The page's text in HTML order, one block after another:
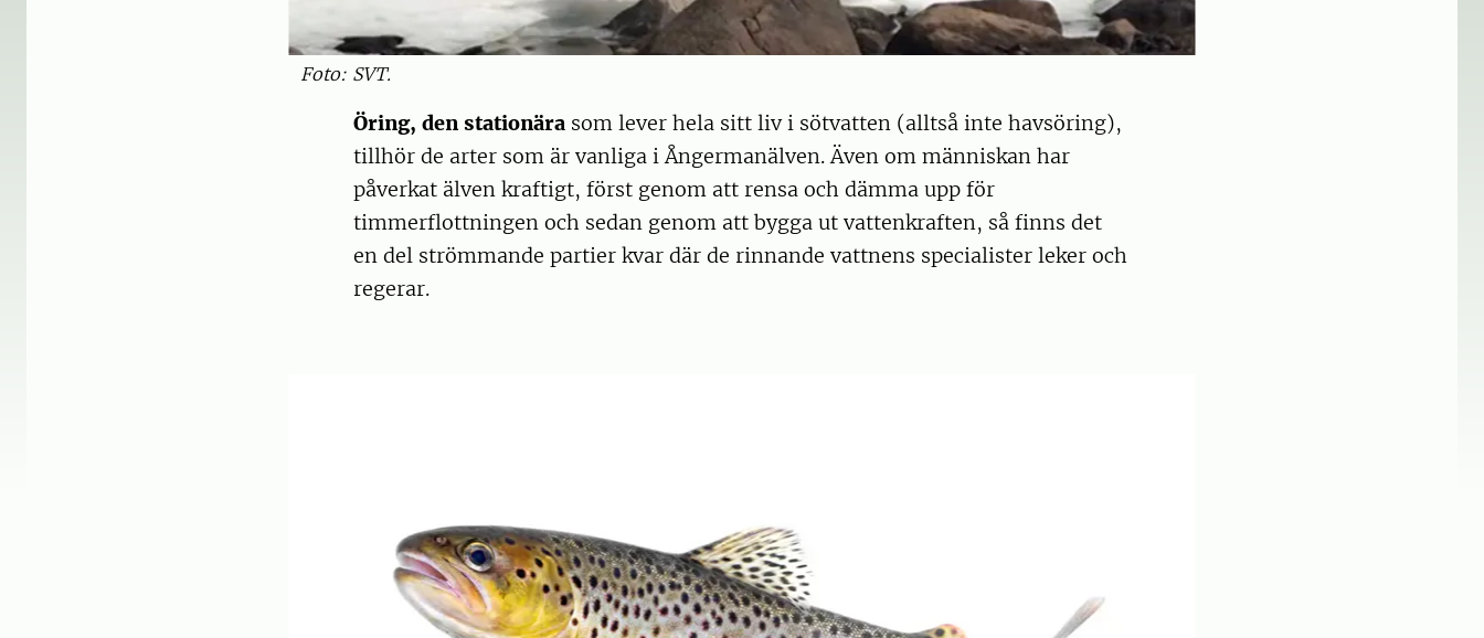
Foto: SVT.
Öring, den stationära som lever hela sitt liv i sötvatten (alltså inte havsöring),
tillhör de arter som är vanliga i Ångermanälven. Även om människan har
påverkat älven kraftigt, först genom att rensa och dämma upp för
timmerflottningen och sedan genom att bygga ut vattenkraften, så finns det
en del strömmande partier kvar där de rinnande vattnens specialister leker och
regerar.